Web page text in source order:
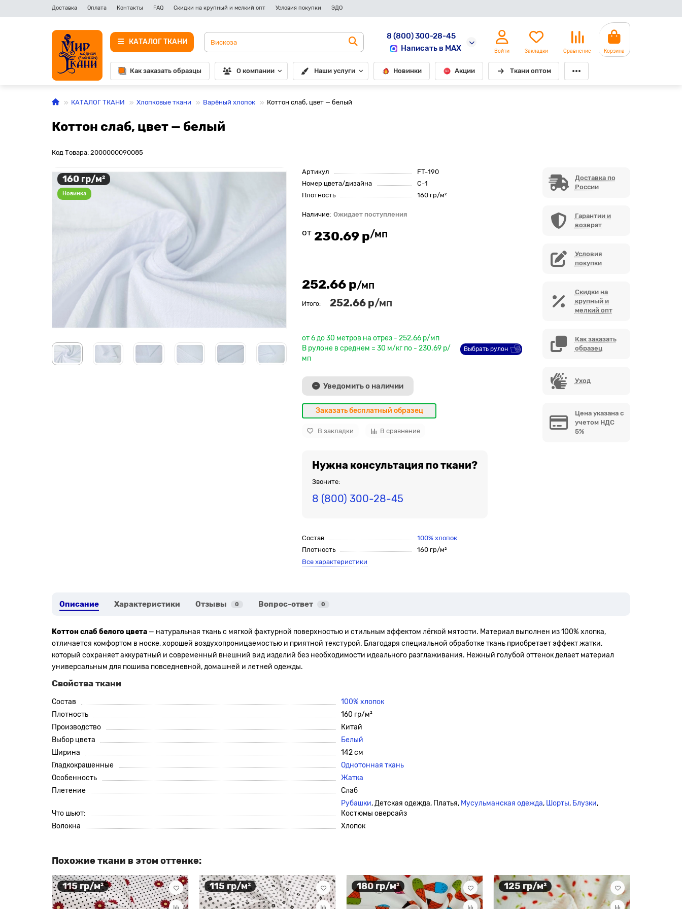
Доставка Оплата Контакты FAQ Скидки на крупный и мелкий опт Условия покупки ЭДО
КАТАЛОГ ТКАНИ
8 (800) 300-28-45
Написать в MAX
Войти Закладки Сравнение Корзина
Как заказать образцы О компании Наши услуги Новинки Акции Ткани оптом
КАТАЛОГ ТКАНИ Хлопковые ткани Варёный хлопок Коттон слаб, цвет — белый
Коттон слаб, цвет — белый
Код Товара: 2000000090085
160 гр/м²
Новинка
Артикул
FT-190
Номер цвета/дизайна
C-1
Плотность
160 гр/м²
Ожидает поступления
от 230.69 р/мп
252.66 р/мп
Итого: 252.66 р/мп
от 6 до 30 метров на отрез - 252.66 р/мп
В рулоне в среднем = 30 м/кг по - 230.69 р/
мп
Выбрать рулон
Уведомить о наличии
Заказать бесплатный образец
В закладки В сравнение
Нужна консультация по ткани?
Звоните:
8 (800) 300-28-45
Состав
100% хлопок
Плотность
160 гр/м²
Все характеристики
Доставка по
России
Гарантии и
возврат
Условия
покупки
Скидки на
крупный и
мелкий опт
Как заказать
образец
Уход
Цена указана с
учетом НДС
5%
Описание Характеристики Отзывы 0 Вопрос-ответ 0
Коттон слаб белого цвета — натуральная ткань с мягкой фактурной поверхностью и стильным эффектом лёгкой мятости. Материал выполнен из 100% хлопка,
отличается комфортом в носке, хорошей воздухопроницаемостью и приятной текстурой. Благодаря специальной обработке ткань приобретает эффект жатки,
который сохраняет аккуратный и современный внешний вид изделий без необходимости идеального разглаживания. Нежный голубой оттенок делает материал
универсальным для пошива повседневной, домашней и летней одежды.
Свойства ткани
Состав
100% хлопок
Плотность
160 гр/м²
Производство
Китай
Выбор цвета
Белый
Ширина
142 см
Гладкокрашенные
Однотонная ткань
Особенность
Жатка
Плетение
Слаб
Что шьют:
Рубашки, Детская одежда, Платья, Мусульманская одежда, Шорты, Блузки,
Костюмы оверсайз
Волокна
Хлопок
Похожие ткани в этом оттенке:
115 гр/м² 115 гр/м² 180 гр/м² 125 гр/м²